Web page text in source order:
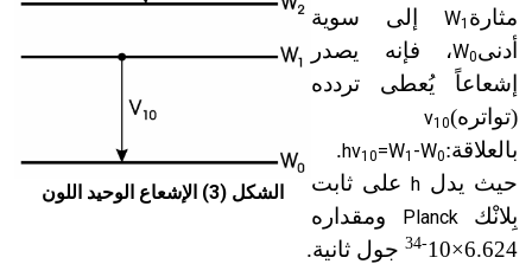
الشكل (3) الإشعاع الوحيد اللون
مثارة W1
إلى سوية
أدنى W0
، فإنه يصدر
إشعاعاً يُعطى تردده
(تواتره)
v10
بالعلاقة: hv10=W1 -W0
.
حيث يدل h على ثابت
بِلانْك Planck
ومقداره
6.624×10
-34
جول ثانية.